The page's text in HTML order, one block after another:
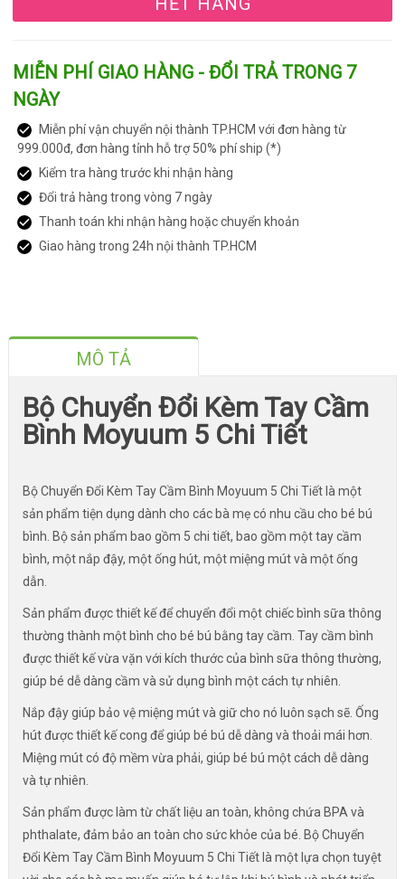
MIỄN PHÍ GIAO HÀNG - ĐỔI TRẢ TRONG 7
NGÀY
Miễn phí vận chuyển nội thành TP.HCM với đơn hàng từ
999.000đ, đơn hàng tỉnh hỗ trợ 50% phí ship (*)
Kiểm tra hàng trước khi nhận hàng
Đổi trả hàng trong vòng 7 ngày
Thanh toán khi nhận hàng hoặc chuyển khoản
Giao hàng trong 24h nội thành TP.HCM
MÔ TẢ
Bộ Chuyển Đổi Kèm Tay Cầm
Bình Moyuum 5 Chi Tiết
Bộ Chuyển Đổi Kèm Tay Cầm Bình Moyuum 5 Chi Tiết là một
sản phẩm tiện dụng dành cho các bà mẹ có nhu cầu cho bé bú
bình. Bộ sản phẩm bao gồm 5 chi tiết, bao gồm một tay cầm
bình, một nắp đậy, một ống hút, một miệng mút và một ống
dẫn.
Sản phẩm được thiết kế để chuyển đổi một chiếc bình sữa thông
thường thành một bình cho bé bú bằng tay cầm. Tay cầm bình
được thiết kế vừa vặn với kích thước của bình sữa thông thường,
giúp bé dễ dàng cầm và sử dụng bình một cách tự nhiên.
Nắp đậy giúp bảo vệ miệng mút và giữ cho nó luôn sạch sẽ. Ống
hút được thiết kế cong để giúp bé bú dễ dàng và thoải mái hơn.
Miệng mút có độ mềm vừa phải, giúp bé bú một cách dễ dàng
và tự nhiên.
Sản phẩm được làm từ chất liệu an toàn, không chứa BPA và
phthalate, đảm bảo an toàn cho sức khỏe của bé. Bộ Chuyển
Đổi Kèm Tay Cầm Bình Moyuum 5 Chi Tiết là một lựa chọn tuyệt